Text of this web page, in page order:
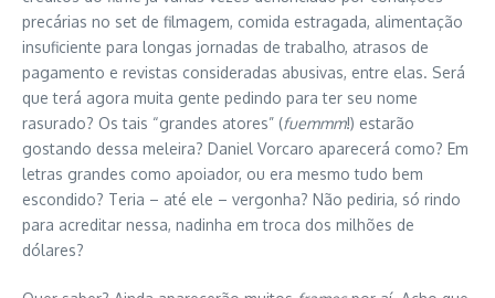
precárias no set de filmagem, comida estragada, alimentação
insuficiente para longas jornadas de trabalho, atrasos de
pagamento e revistas consideradas abusivas, entre elas. Será
que terá agora muita gente pedindo para ter seu nome
rasurado? Os tais “grandes atores” (fuemmm!) estarão
gostando dessa meleira? Daniel Vorcaro aparecerá como? Em
letras grandes como apoiador, ou era mesmo tudo bem
escondido? Teria – até ele – vergonha? Não pediria, só rindo
para acreditar nessa, nadinha em troca dos milhões de
dólares?